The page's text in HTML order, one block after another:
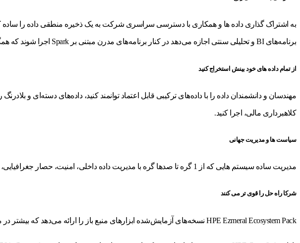
به اشتراک گذاری داده ها و همکاری با دسترسی سراسری شرکت به یک ذخیره منطقی داده را ساده
برنامه‌های BI و تحلیلی سنتی اجازه می‌دهد در کنار برنامه‌های مدرن مبتنی بر Spark اجرا شوند که همگی از یک رابط کاربری واحد مدیریت می‌شوند.
از تمام داده های خود بینش استخراج کنید
مهندسان و دانشمندان داده را با داده‌های ترکیبی قابل اعتماد توانمند کنید، داده‌های دسته‌ای و
کلاهبرداری مالی، اجرا کنید.
سیاست ها و مدیریت جهانی
مدیریت ساده سیستم هایی که از 1 گره تا صدها گره با مدیریت داده داخلی، امنیت، حصار جغرافیایی، و در دسترس بودن بالا در میان خوشه ها و داده های توزیع شده در سطح جهانی است.
شرکا راه حل را قوی تر می کنند
HPE Ezmeral Ecosystem Pack نسخه‌های آزمایش‌شده ابزارهای منبع باز را ارائه می‌دهد که بیشتر در میان تیم‌های علم داده محبوب هستند.